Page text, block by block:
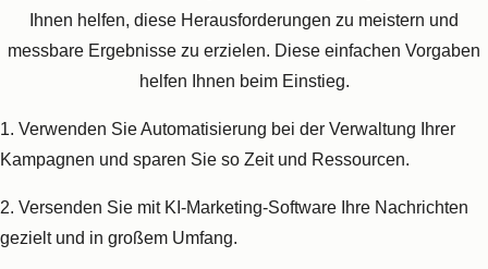
Ihnen helfen, diese Herausforderungen zu meistern und
messbare Ergebnisse zu erzielen. Diese einfachen Vorgaben
helfen Ihnen beim Einstieg.
1. Verwenden Sie Automatisierung bei der Verwaltung Ihrer
Kampagnen und sparen Sie so Zeit und Ressourcen.
2. Versenden Sie mit KI-Marketing-Software Ihre Nachrichten
gezielt und in großem Umfang.